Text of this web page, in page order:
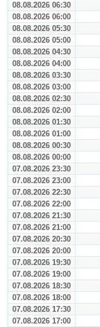
08.08.2026 06:30
08.08.2026 06:00
08.08.2026 05:30
08.08.2026 05:00
08.08.2026 04:30
08.08.2026 04:00
08.08.2026 03:30
08.08.2026 03:00
08.08.2026 02:30
08.08.2026 02:00
08.08.2026 01:30
08.08.2026 01:00
08.08.2026 00:30
08.08.2026 00:00
07.08.2026 23:30
07.08.2026 23:00
07.08.2026 22:30
07.08.2026 22:00
07.08.2026 21:30
07.08.2026 21:00
07.08.2026 20:30
07.08.2026 20:00
07.08.2026 19:30
07.08.2026 19:00
07.08.2026 18:30
07.08.2026 18:00
07.08.2026 17:30
07.08.2026 17:00